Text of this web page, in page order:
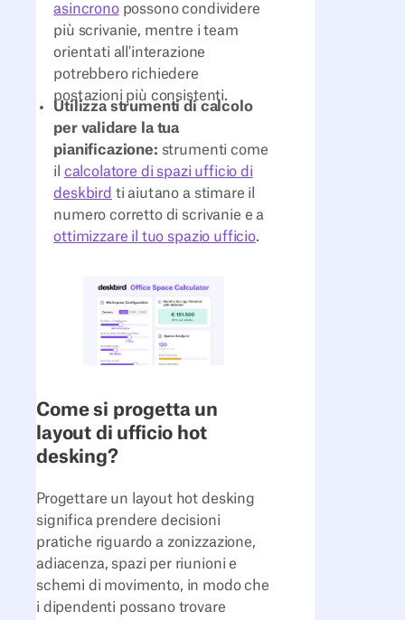
asincronopossono condividere
più scrivanie, mentre i team
orientati all'interazione
potrebbero richiedere
postazioni più consistenti.
Utilizza strumenti di calcolo
per validare la tua
pianificazione: strumenti come
il calcolatore di spazi ufficio di
deskbird ti aiutano a stimare il
numero corretto di scrivanie e a
ottimizzare il tuo spazio ufficio.
Come si progetta un
layout di ufficio hot
desking?
Progettare un layout hot desking
significa prendere decisioni
pratiche riguardo a zonizzazione,
adiacenza, spazi per riunioni e
schemi di movimento, in modo che
i dipendenti possano trovare